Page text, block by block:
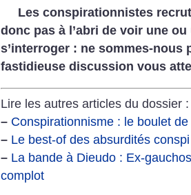
Les conspirationnistes
donc pas à l’abri de voir une
s’interroger : ne sommes-nous
fastidieuse discussion vous
Lire les autres articles du dossier :
– Conspirationnisme : le boulet
– Le best-of des absurdités conspi
– La bande à Dieudo : Ex-
complot